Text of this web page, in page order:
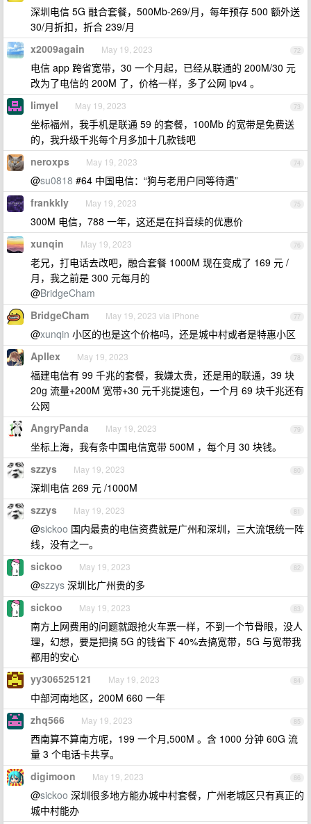
深圳电信 5G 融合套餐，500Mb-269/月，每年预存 500 额外送
30/月折扣，折合 239/月
72
x2009again May 19, 2023
电信 app 跨省宽带，30 一个月起，已经从联通的 200M/30 元
改为了电信的 200M 了，价格一样，多了公网 ipv4 。
73
limyel May 19, 2023
坐标福州，我手机是联通 59 的套餐，100Mb 的宽带是免费送
的，我升级千兆每个月多加十几款钱吧
74
neroxps May 19, 2023
@su0818 #64 中国电信：“狗与老用户同等待遇”
75
frankkly May 19, 2023
300M 电信，788 一年，这还是在抖音续的优惠价
76
xunqin May 19, 2023
老兄，打电话去改吧，融合套餐 1000M 现在变成了 169 元 /
月，我之前是 300 元每月的
@BridgeCham
77
BridgeCham May 19, 2023 via iPhone
@xunqin 小区的也是这个价格吗，还是城中村或者是特惠小区
78
Apllex May 19, 2023
福建电信有 99 千兆的套餐，我嫌太贵，还是用的联通，39 块
20g 流量+200M 宽带+30 元千兆提速包，一个月 69 块千兆还有
公网
79
AngryPanda May 19, 2023
坐标上海，我有条中国电信宽带 500M ，每个月 30 块钱。
80
szzys May 19, 2023
深圳电信 269 元 /1000M
81
szzys May 19, 2023
@sickoo 国内最贵的电信资费就是广州和深圳，三大流氓统一阵
线，没有之一。
82
sickoo May 19, 2023
@szzys 深圳比广州贵的多
83
sickoo May 19, 2023
南方上网费用的问题就跟抢火车票一样，不到一个节骨眼，没人
理，幻想，要是把搞 5G 的钱省下 40%去搞宽带，5G 与宽带我
都用的安心
84
yy306525121 May 19, 2023
中部河南地区，200M 660 一年
85
zhq566 May 19, 2023
西南算不算南方呢，199 一个月,500M 。含 1000 分钟 60G 流
量 3 个电话卡共享。
86
digimoon May 19, 2023
@sickoo 深圳很多地方能办城中村套餐，广州老城区只有真正的
城中村能办